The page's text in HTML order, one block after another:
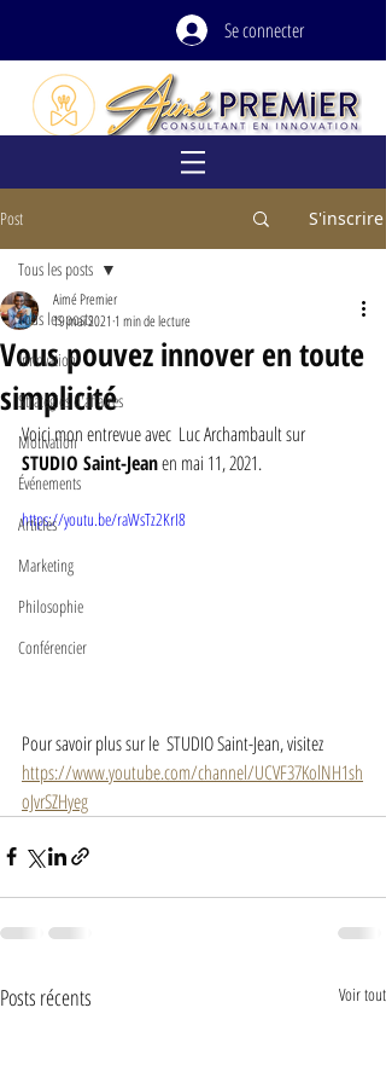
Se connecter
Post S'inscrire
Tous les posts
Innovation
Stratégies d'affaires
Motivation
Événements
Articles
Marketing
Philosophie
Conférencier
Tous les posts
Vous pouvez innover en toute
simplicité
Aimé Premier
19 mai 2021 1 min de lecture
Voici mon entrevue avec  Luc Archambault sur
STUDIO Saint-Jean en mai 11, 2021.
https://youtu.be/raWsTz2KrI8
Pour savoir plus sur le  STUDIO Saint-Jean, visitez
https://www.youtube.com/channel/UCVF37KolNH1sh
oJvrSZHyeg
Posts récents Voir tout